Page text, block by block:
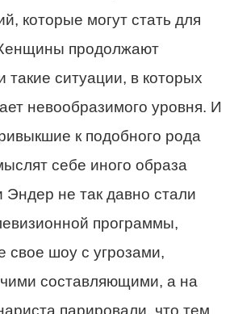
которые могут стать для
продолжают
такие ситуации, в которых
невообразимого уровня. И
к подобного рода
себе иного образа
не так давно стали
программы,
свое шоу с угрозами,
составляющими, а на
парировали, что тем